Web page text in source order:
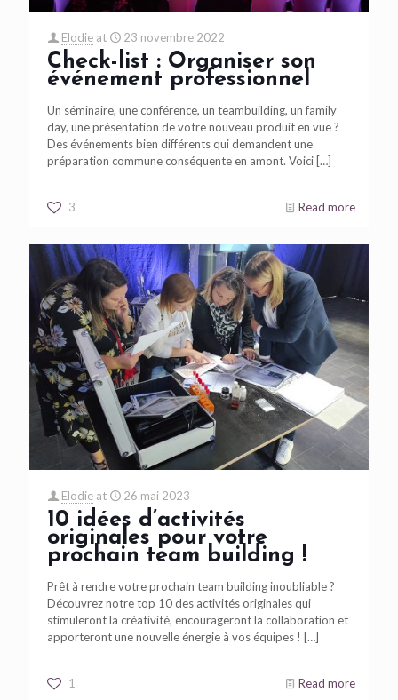
Elodie at 23 novembre 2022
Check-list : Organiser son
événement professionnel
Un séminaire, une conférence, un teambuilding, un family
day, une présentation de votre nouveau produit en vue ?
Des événements bien différents qui demandent une
préparation commune conséquente en amont. Voici […]
3 Read more
Elodie at 26 mai 2023
10 idées d’activités
originales pour votre
prochain team building !
Prêt à rendre votre prochain team building inoubliable ?
Découvrez notre top 10 des activités originales qui
stimuleront la créativité, encourageront la collaboration et
apporteront une nouvelle énergie à vos équipes ! […]
1 Read more